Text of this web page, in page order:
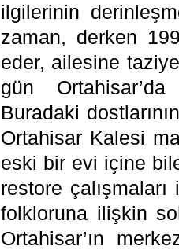
ilgilerinin
zaman, derken
eder, ailesine
gün
Buradaki
Ortahisar Kalesi
eski bir evi içine
restore
folkloruna ilişkin
Ortahisar’ın